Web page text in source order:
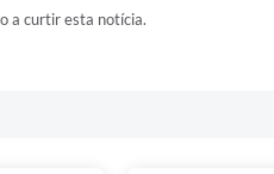
a curtir esta notícia.